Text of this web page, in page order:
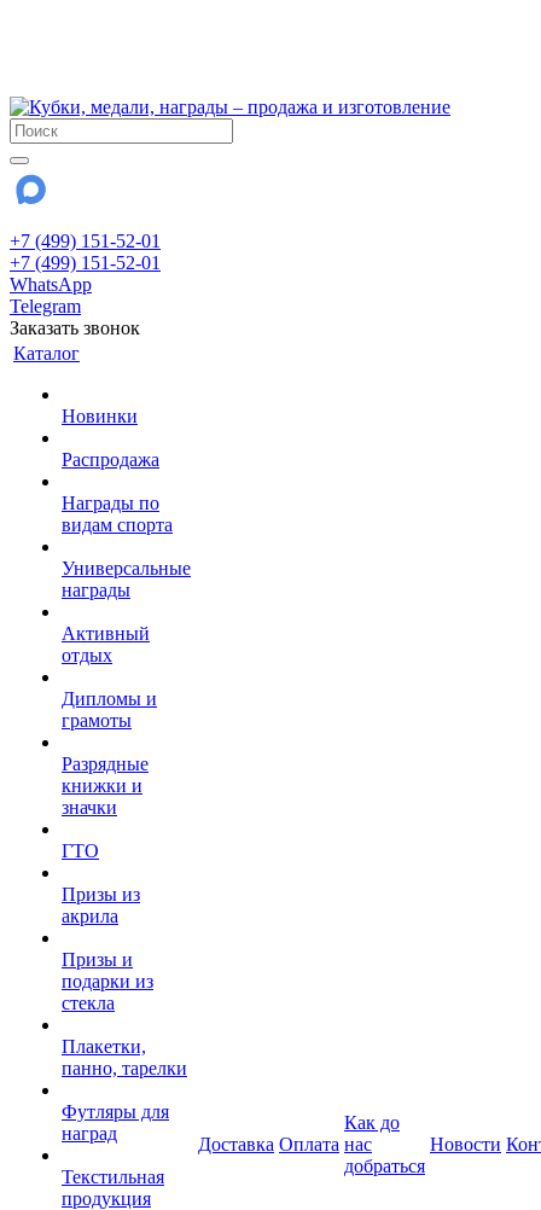
+7 (499) 151-52-01
+7 (499) 151-52-01
WhatsApp
Telegram
Заказать звонок
Каталог
Новинки
Распродажа
Награды по
видам спорта
Универсальные
награды
Активный
отдых
Дипломы и
грамоты
Разрядные
книжки и
значки
ГТО
Призы из
акрила
Призы и
подарки из
стекла
Плакетки,
панно, тарелки
Футляры для
наград
Текстильная
продукция
Доставка Оплата
Как до
нас
добраться
Новости